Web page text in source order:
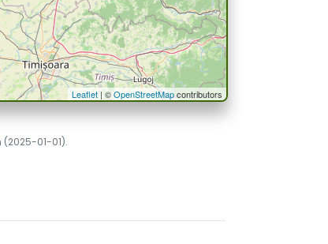
Leaflet | ©OpenStreetMapcontributors
01-01).